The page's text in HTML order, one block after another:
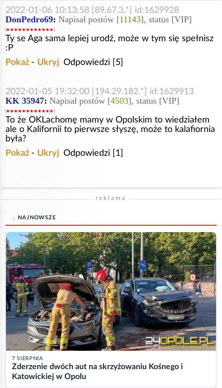
2022-01-06 10:13:58 [89.67.3.*] id:1629928
DonPedro69: Napisał postów [11143], status [VIP]
Ty se Aga sama lepiej urodź, może w tym się spełnisz
:P
Pokaż - Ukryj Odpowiedzi [5]
2022-01-05 19:32:00 [194.29.182.*] id:1629913
KK 35947: Napisał postów [4503], status [VIP]
To że OKLachomę mamy w Opolskim to wiedziałem
ale o Kalifornii to pierwsze słyszę, może to kalafiornia
była?
Pokaż - Ukryj Odpowiedzi [1]
reklama
NAJNOWSZE
7 SIERPNIA
Zderzenie dwóch aut na skrzyżowaniu Kośnego i
Katowickiej w Opolu